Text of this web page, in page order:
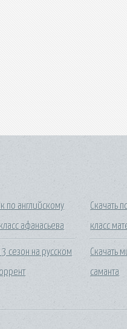
по английскому
афанасьева
3 сезон на русском
Скачать
класс
Скачать
саманта